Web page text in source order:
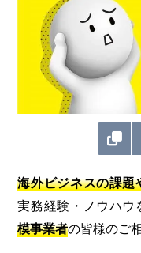
海外ビジネスの課題
実務経験・ノウハウ
模事業者の皆様のご